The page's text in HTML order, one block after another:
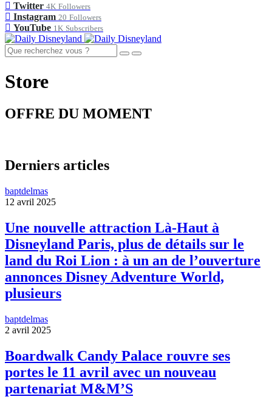
Twitter 4K Followers
Instagram 20 Followers
YouTube 1K Subscribers
Store
OFFRE DU MOMENT
Derniers articles
baptdelmas
12 avril 2025
Une nouvelle attraction Là-Haut à
Disneyland Paris, plus de détails sur le
land du Roi Lion : à un an de l’ouverture
annonces Disney Adventure World,
plusieurs
baptdelmas
2 avril 2025
Boardwalk Candy Palace rouvre ses
portes le 11 avril avec un nouveau
partenariat M&M’S